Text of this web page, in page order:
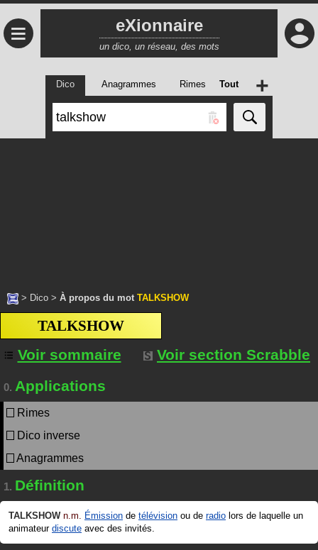
≡ eXionnaire
un dico, un réseau, des mots
Dico Anagrammes Rimes Tout +
> Dico > À propos du mot TALKSHOW
TALKSHOW
Voir sommaire
Voir section Scrabble
0. Applications
Rimes
Dico inverse
Anagrammes
1. Définition
TALKSHOW n.m. Émission de télévision ou de radio lors de laquelle un
animateur discute avec des invités.